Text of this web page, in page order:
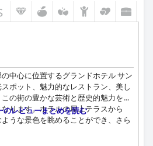
は、そのプロ意識、フレンドリー
されています。彼らは、ゲストのニ
効率性を兼ね備え、全体的な肯定的
す。
全な施設があり、ゲストは便利で有
用について言及する人もいますが、
特に車や自転車で到着する人にとっ
、ゲストは一貫してその並外れた快
な夜を保証しています。寝具とマッ
中心に位置するグランドホテル サン
ポット、魅力的なレストラン、美し
の街の豊かな芸術と歴史的魅力を探
ります。ホテルの屋上テラスから
うな景色を眺めることができ、さら
のレビューまとめを読む